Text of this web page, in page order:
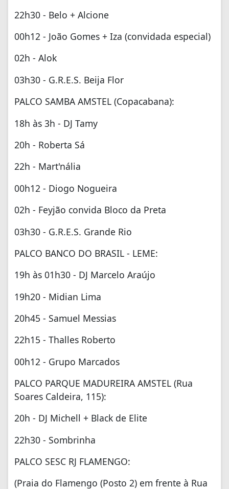
22h30 - Belo + Alcione
00h12 - João Gomes + Iza (convidada especial)
02h - Alok
03h30 - G.R.E.S. Beija Flor
⁠PALCO SAMBA AMSTEL (Copacabana):
18h às 3h - DJ Tamy
20h - Roberta Sá
22h - Mart'nália
00h12 - Diogo Nogueira
02h - Feyjão convida Bloco da Preta
03h30 - G.R.E.S. Grande Rio
PALCO BANCO DO BRASIL - LEME:
19h às 01h30 - DJ Marcelo Araújo
19h20 - Midian Lima
20h45 - Samuel Messias
22h15 - Thalles Roberto
00h12 - Grupo Marcados
⁠PALCO PARQUE MADUREIRA AMSTEL (Rua
Soares Caldeira, 115):
20h - DJ Michell + Black de Elite
22h30 - Sombrinha
PALCO SESC RJ FLAMENGO:
(Praia do Flamengo (Posto 2) em frente à Rua